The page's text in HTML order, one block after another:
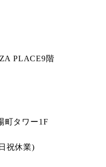
PLACE9階
町タワー1F
祝休業)